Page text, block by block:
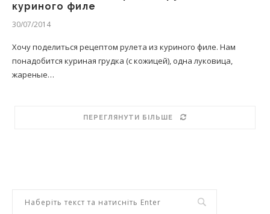
куриного филе
30/07/2014
Хочу поделиться рецептом рулета из куриного филе. Нам
понадобится куриная грудка (с кожицей), одна луковица,
жареные…
ПЕРЕГЛЯНУТИ БІЛЬШЕ